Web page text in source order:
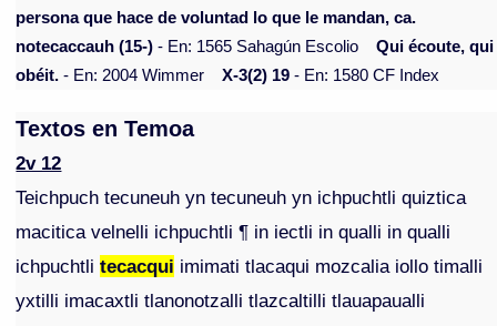
persona que hace de voluntad lo que le mandan, ca.
notecaccauh (15-) - En: 1565 Sahagún Escolio
Qui écoute, qui
obéit. - En: 2004 Wimmer X-3(2) 19 - En: 1580 CF Index
Textos en Temoa
2v 12
Teichpuch tecuneuh yn tecuneuh yn ichpuchtli quiztica
macitica velnelli ichpuchtli ¶ in iectli in qualli in qualli
ichpuchtlitecacqui imimati tlacaqui mozcalia iollo timalli
yxtilli imacaxtli tlanonotzalli tlazcaltilli tlauapaualli